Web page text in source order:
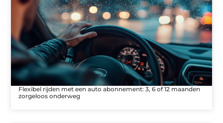
Flexibel rijden met een auto abonnement: 3, 6 of 12 maanden
zorgeloos onderweg